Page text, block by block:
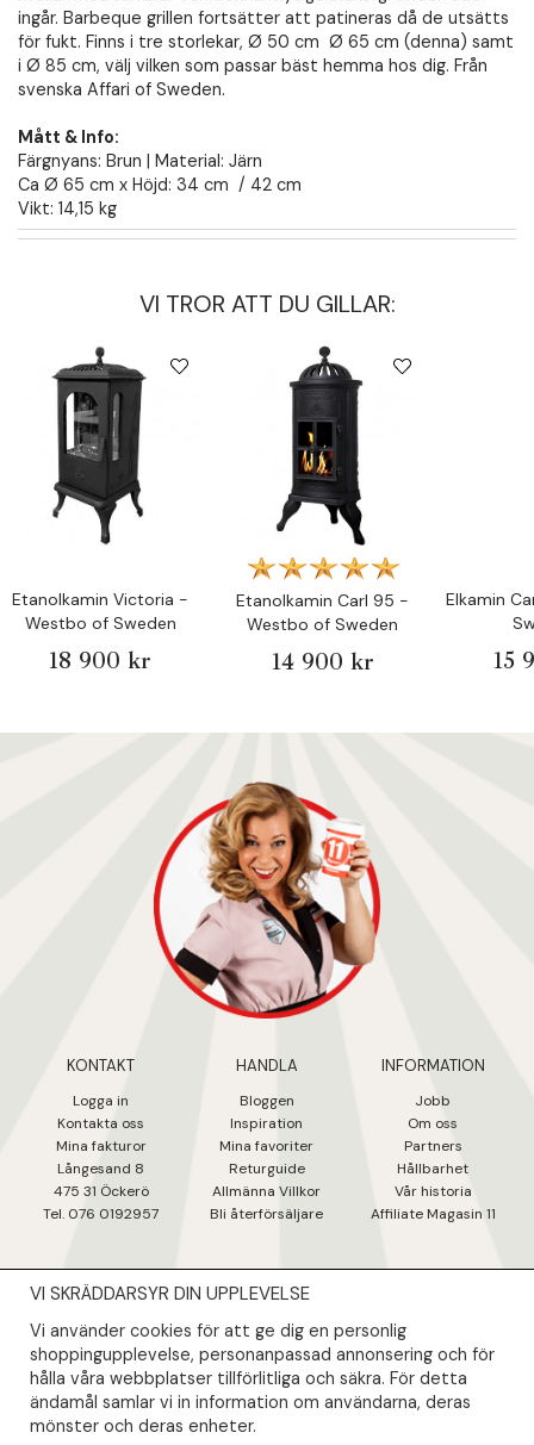
ingår. Barbeque grillen fortsätter att patineras då de utsätts
för fukt. Finns i tre storlekar, Ø 50 cm Ø 65 cm (denna) samt
i Ø 85 cm, välj vilken som passar bäst hemma hos dig. Från
svenska Affari of Sweden.
Mått & Info:
Färgnyans: Brun | Material: Järn
Ca Ø 65 cm x Höjd: 34 cm / 42 cm
Vikt: 14,15 kg
VI TROR ATT DU GILLAR:
Etanolkamin Victoria -
Westbo of Sweden
18 900 kr
Etanolkamin Carl 95 -
Westbo of Sweden
14 900 kr
Elkamin
15
KONTAKT
Logga in
Kontakta oss
Mina fakturor
Långesand 8
475 31 Öckerö
Tel. 076 0192957
HANDLA
Bloggen
Inspiration
Mina favoriter
Returguide
Allmänna Villkor
Bli återförsäljare
INFORMATION
Jobb
Om oss
Partners
Hållbarhet
Vår historia
Affiliate Magasin 11
NYHETSBREV
Såklart skall du ta del av våra bästa erbjudanden & nyheter!
Din mail kommer endast användas till våra nyhetsbrev.
VI SKRÄDDARSYR DIN UPPLEVELSE
Vi använder cookies för att ge dig en personlig
shoppingupplevelse, personanpassad annonsering och för
hålla våra webbplatser tillförlitliga och säkra. För detta
ändamål samlar vi in information om användarna, deras
mönster och deras enheter.